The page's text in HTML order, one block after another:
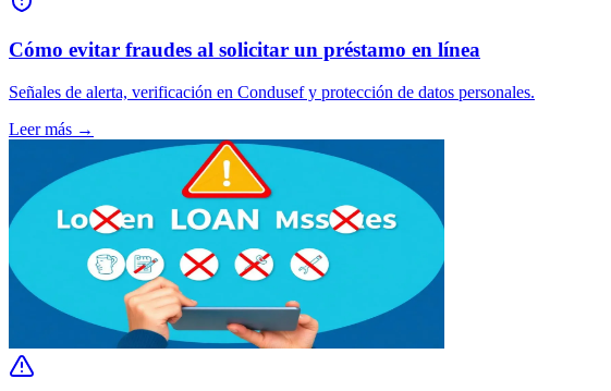
Cómo evitar fraudes al solicitar un préstamo en línea
Señales de alerta, verificación en Condusef y protección de datos personales.
Leer más →